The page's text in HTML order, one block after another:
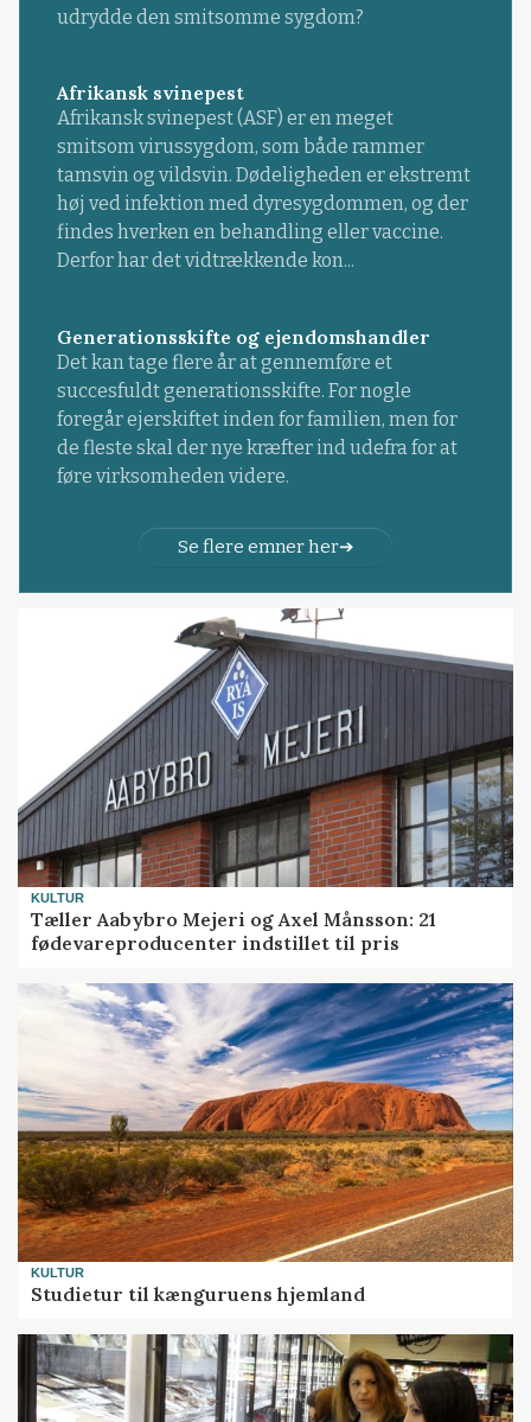
udrydde den smitsomme sygdom?
Afrikansk svinepest
Afrikansk svinepest (ASF) er en meget
smitsom virussygdom, som både rammer
tamsvin og vildsvin. Dødeligheden er ekstremt
høj ved infektion med dyresygdommen, og der
findes hverken en behandling eller vaccine.
Derfor har det vidtrækkende kon...
Generationsskifte og ejendomshandler
Det kan tage flere år at gennemføre et
succesfuldt generationsskifte. For nogle
foregår ejerskiftet inden for familien, men for
de fleste skal der nye kræfter ind udefra for at
føre virksomheden videre.
Se flere emner her
KULTUR
Tæller Aabybro Mejeri og Axel Månsson: 21
fødevareproducenter indstillet til pris
KULTUR
Studietur til kænguruens hjemland